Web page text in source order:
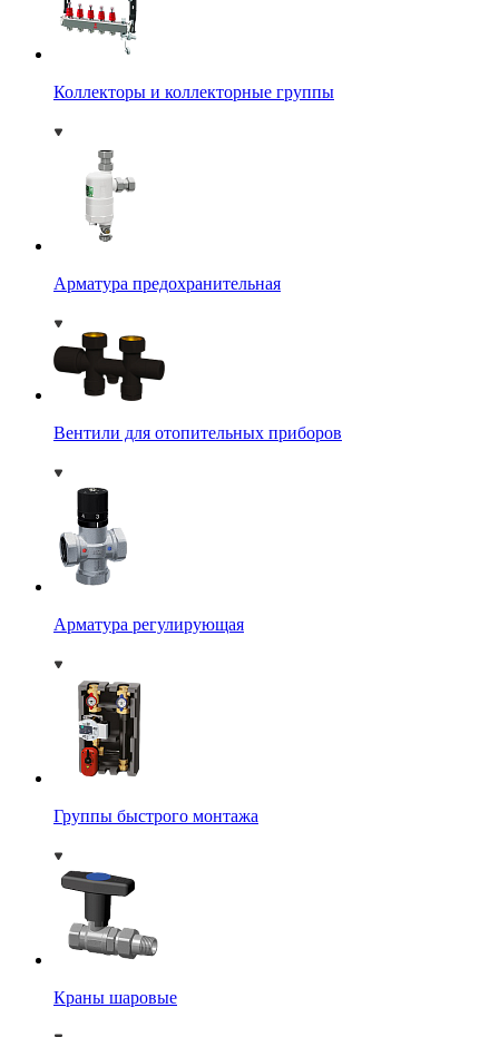
Коллекторы и коллекторные группы
Арматура предохранительная
Вентили для отопительных приборов
Арматура регулирующая
Группы быстрого монтажа
Краны шаровые